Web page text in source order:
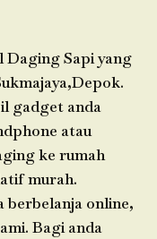
Daging Sapi yang
gadget anda
atau
ke rumah
murah.
berbelanja online,
Bagi anda